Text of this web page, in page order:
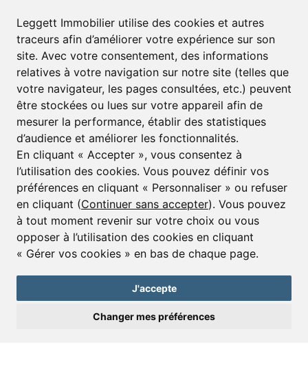
Leggett Immobilier utilise des cookies et autres
traceurs afin d’améliorer votre expérience sur son
site. Avec votre consentement, des informations
relatives à votre navigation sur notre site (telles que
votre navigateur, les pages consultées, etc.) peuvent
être stockées ou lues sur votre appareil afin de
mesurer la performance, établir des statistiques
d’audience et améliorer les fonctionnalités.
En cliquant « Accepter », vous consentez à
l’utilisation des cookies. Vous pouvez définir vos
préférences en cliquant « Personnaliser » ou refuser
en cliquant (Continuer sans accepter). Vous pouvez
à tout moment revenir sur votre choix ou vous
opposer à l’utilisation des cookies en cliquant
« Gérer vos cookies » en bas de chaque page.
J'accepte
Changer mes préférences
Envoyer une demande
Prénom* Nom*
E-mail*
J’accepte de recevoir alertes et lettres d’informations
S'inscrire
© Copyright 2025 Leggett Immobilier -mentions légales
Transactions sur Immeubles et Fonds de Commerce S.A.R.L au Capital
208 délivrée par la CCI de la Dordogne. Adhérent N° 23 420 G à la Caisse